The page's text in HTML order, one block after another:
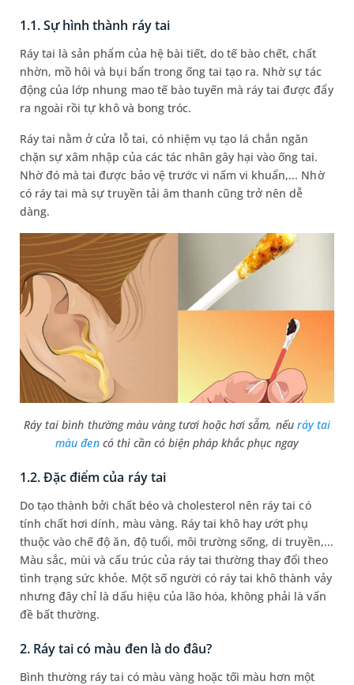
1.1. Sự hình thành ráy tai
Ráy tai là sản phẩm của hệ bài tiết, do tế bào chết, chất
nhờn, mồ hôi và bụi bẩn trong ống tai tạo ra. Nhờ sự tác
động của lớp nhung mao tế bào tuyến mà ráy tai được đẩy
ra ngoài rồi tự khô và bong tróc.
Ráy tai nằm ở cửa lỗ tai, có nhiệm vụ tạo lá chắn ngăn
chặn sự xâm nhập của các tác nhân gây hại vào ống tai.
Nhờ đó mà tai được bảo vệ trước vi nấm vi khuẩn,... Nhờ
có ráy tai mà sự truyền tải âm thanh cũng trở nên dễ
dàng.
Ráy tai bình thường màu vàng tươi hoặc hơi sẫm, nếu ráy tai
màu đencó thì cần có biện pháp khắc phục ngay
1.2. Đặc điểm của ráy tai
Do tạo thành bởi chất béo và cholesterol nên ráy tai có
tính chất hơi dính, màu vàng. Ráy tai khô hay ướt phụ
thuộc vào chế độ ăn, độ tuổi, môi trường sống, di truyền,...
Màu sắc, mùi và cấu trúc của ráy tai thường thay đổi theo
tình trạng sức khỏe. Một số người có ráy tai khô thành vảy
nhưng đây chỉ là dấu hiệu của lão hóa, không phải là vấn
đề bất thường.
2. Ráy tai có màu đen là do đâu?
Bình thường ráy tai có màu vàng hoặc tối màu hơn một